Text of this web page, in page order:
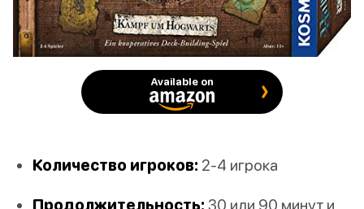
Available on
Количество игроков: 2-4 игрока
Продолжительность: 30 или 90 минут и